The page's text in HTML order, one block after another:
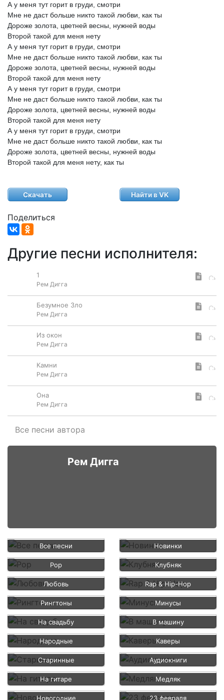
А у меня тут горит в груди, смотри
Мне не даст больше никто такой любви, как ты
Дороже золота, цветней весны, нужней воды
Второй такой для меня нету
А у меня тут горит в груди, смотри
Мне не даст больше никто такой любви, как ты
Дороже золота, цветней весны, нужней воды
Второй такой для меня нету
А у меня тут горит в груди, смотри
Мне не даст больше никто такой любви, как ты
Дороже золота, цветней весны, нужней воды
Второй такой для меня нету
А у меня тут горит в груди, смотри
Мне не даст больше никто такой любви, как ты
Дороже золота, цветней весны, нужней воды
Второй такой для меня нету, как ты
Скачать Найти в VK
Поделиться
Другие песни исполнителя:
1
Рем Дигга
Безумное Зло
Рем Дигга
Из окон
Рем Дигга
Камни
Рем Дигга
Она
Рем Дигга
Все песни автора
Рем Дигга
Все песни Новинки
Pop Клубняк
Любовь Rap & Hip-Hop
Рингтоны Минусы
На свадьбу В машину
Народные Каверы
Старинные Аудиокниги
На гитаре Медляк
Новогодние 23 февраля